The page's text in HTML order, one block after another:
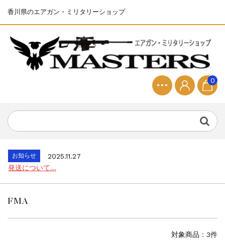
香川県のエアガン・ミリタリーショップ
0
ちょっと面白い電動416修理...
お知らせ
2026.8.4
お知らせ
2025.11.27
発送について...
お知らせ
FMA
対象商品：3件